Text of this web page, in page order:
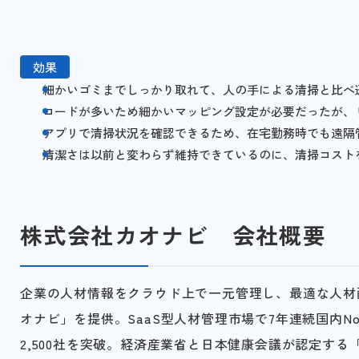
効果
細かいゴミまでしっかり取れて、人の手による清掃と比
コードが多いため細かいマッピング設定が必要だったが
アプリで清掃状況を確認できるため、在宅勤務時でも遠
清潔さは以前と変わらず維持できているのに、清掃コス
株式会社カオナビ 会社概要
企業の人材情報をクラウド上で一元管理し、最適な人
オナビ」を提供。SaaS型人材管理市場で7年連続国内
2,500社を突破。経済産業省と日本健康会議が認定す